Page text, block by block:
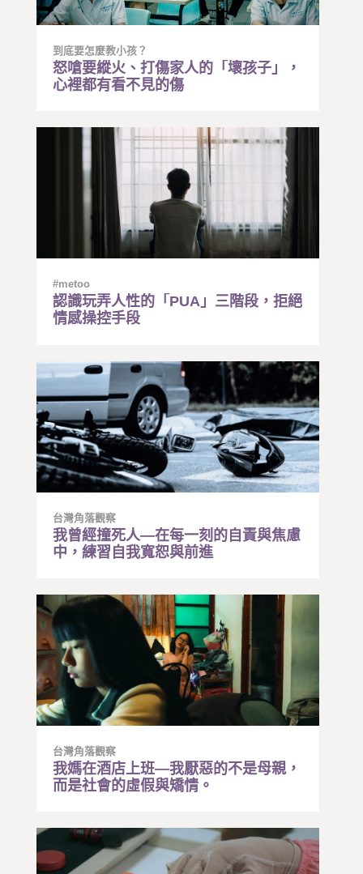
到底要怎麼教小孩？
怒嗆要縱火、打傷家人的「壞孩子」，
心裡都有看不見的傷
#metoo
認識玩弄人性的「PUA」三階段，拒絕
情感操控手段
台灣角落觀察
我曾經撞死人—在每一刻的自責與焦慮
中，練習自我寬恕與前進
台灣角落觀察
我媽在酒店上班—我厭惡的不是母親，
而是社會的虛假與矯情。